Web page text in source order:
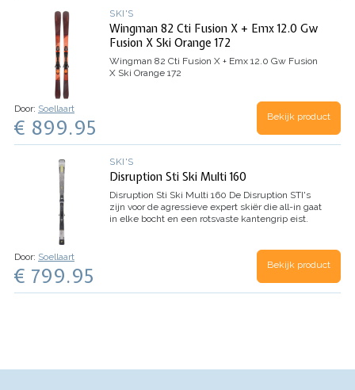
SKI'S
Wingman 82 Cti Fusion X + Emx 12.0 Gw
Fusion X Ski Orange 172
Wingman 82 Cti Fusion X + Emx 12.0 Gw Fusion
X Ski Orange 172
Door: Soellaart
€ 899.95 Bekijk product
SKI'S
Disruption Sti Ski Multi 160
Disruption Sti Ski Multi 160 De Disruption STI's
zijn voor de agressieve expert skiër die all-in gaat
in elke bocht en een rotsvaste kantengrip eist.
Door: Soellaart
€ 799.95 Bekijk product